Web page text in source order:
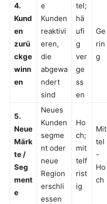
4.
Kund
en
zurü
ckge
winn
en
e
Kunden
reaktivi
eren,
die
abgewa
ndert
sind
tel;
hä
ufi
g
ver
ge
ss
en
Ge
rin
g
5.
Neue
Märk
te /
Seg
ment
e
Neues
Kunden
segme
nt oder
neue
Region
erschli
essen
Ho
ch;
mit
telf
rist
ig
Mit
tel
-
Ho
ch